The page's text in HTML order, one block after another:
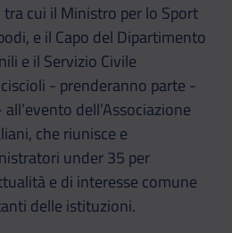
cui il Ministro per lo Sport
e il Capo del Dipartimento
e il Servizio Civile
- prenderanno parte -
dell’Associazione
che riunisce e
under 35 per
e di interesse comune
delle istituzioni.